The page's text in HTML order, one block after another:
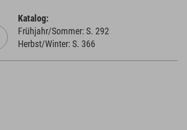
Katalog:
Frühjahr/Sommer: S. 292
Herbst/Winter: S. 366